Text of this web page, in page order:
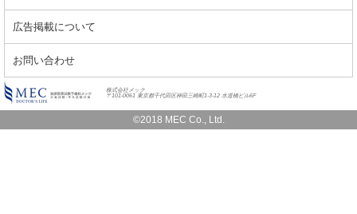
広告掲載について
お問い合わせ
株式会社メック
〒101-0061 東京都千代田区神田三崎町1-3-12 水道橋ビル6F
©2018 MEC Co., Ltd.